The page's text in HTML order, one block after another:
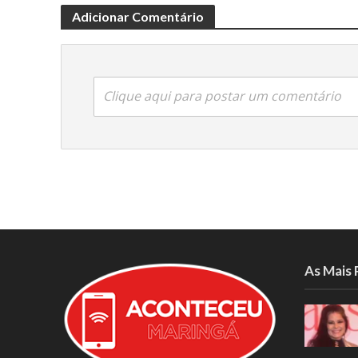
Adicionar Comentário
Clique aqui para postar um comentário
As Mais